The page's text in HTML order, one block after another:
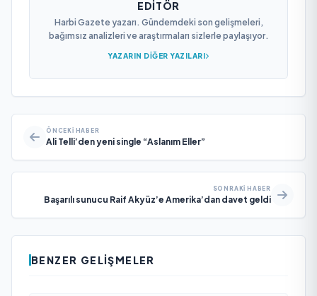
EDITÖR
Harbi Gazete yazarı. Gündemdeki son gelişmeleri,
bağımsız analizleri ve araştırmaları sizlerle paylaşıyor.
YAZARIN DIĞER YAZILARI
ÖNCEKI HABER
Ali Telli’den yeni single “Aslanım Eller”
SONRAKI HABER
Başarılı sunucu Raif Akyüz’e Amerika’dan davet geldi
BENZER GELIŞMELER